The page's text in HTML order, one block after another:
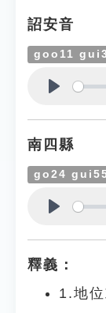
詔安音
goo11
南四縣
go24
釋義：
1.地